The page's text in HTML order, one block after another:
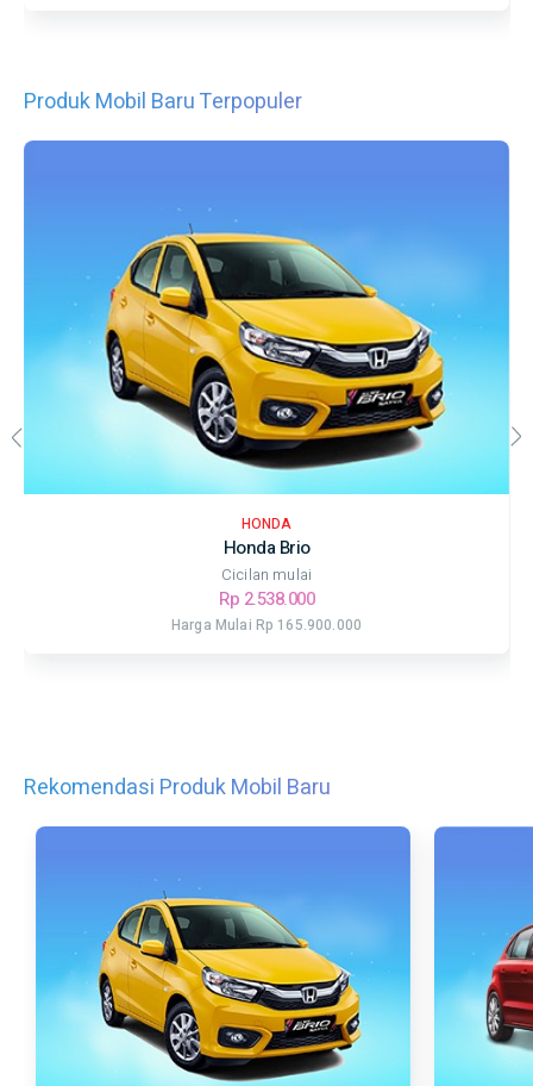
Produk Mobil Baru Terpopuler
HONDA
Honda Brio
Cicilan mulai
Rp 2.538.000
Harga Mulai Rp 165.900.000
Rekomendasi Produk Mobil Baru